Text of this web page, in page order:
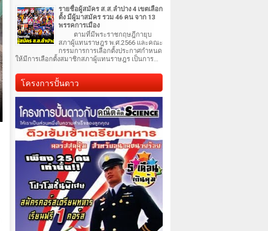
รายชื่อผู้สมัคร ส.ส.ลำปาง 4 เขตเลือก
ตั้ง มีผู้มาสมัคร รวม 46 คน จาก 13
พรรคการเมือง
ตามที่มีพระราชกฤษฎีกายุบ
สภาผู้แทนราษฎร พ.ศ.2566 และคณะ
กรรมการการเลือกตั้งประกาศกำหนด
ให้มีการเลือกตั้งสมาชิกสภาผู้แทนราษฎร เป็นการ...
โครงการปั้นดาว